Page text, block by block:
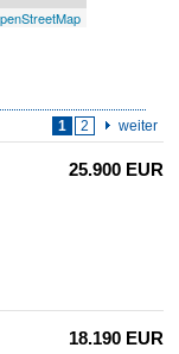
1 2 weiter
25.900 EUR
18.190 EUR